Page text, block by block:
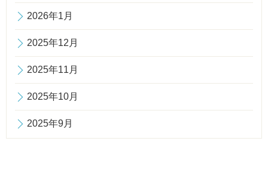
2026年1月
2025年12月
2025年11月
2025年10月
2025年9月